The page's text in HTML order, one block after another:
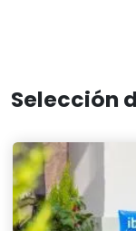
Selección